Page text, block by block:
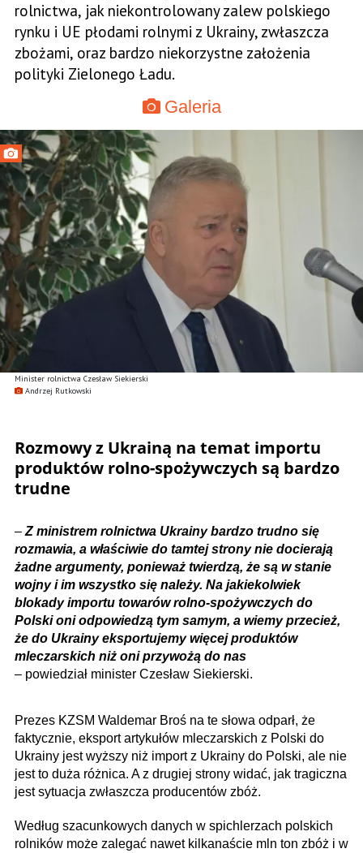
Minister rolnictwa Czesław Siekierski
Andrzej Rutkowski
rolnictwa, jak niekontrolowany zalew polskiego
rynku i UE płodami rolnymi z Ukrainy, zwłaszcza
zbożami, oraz bardzo niekorzystne założenia
polityki Zielonego Ładu.
Galeria
Rozmowy z Ukrainą na temat importu
produktów rolno-spożywczych są bardzo
trudne
– Z ministrem rolnictwa Ukrainy bardzo trudno się
rozmawia, a właściwie do tamtej strony nie docierają
żadne argumenty, ponieważ twierdzą, że są w stanie
wojny i im wszystko się należy. Na jakiekolwiek
blokady importu towarów rolno-spożywczych do
Polski oni odpowiedzą tym samym, a wiemy przecież,
że do Ukrainy eksportujemy więcej produktów
mleczarskich niż oni przywożą do nas
– powiedział minister Czesław Siekierski.
Prezes KZSM Waldemar Broś na te słowa odparł, że
faktycznie, eksport artykułów mleczarskich z Polski do
Ukrainy jest wyższy niż import z Ukrainy do Polski, ale nie
jest to duża różnica. A z drugiej strony widać, jak tragiczna
jest sytuacja zwłaszcza producentów zbóż.
Według szacunkowych danych w spichlerzach polskich
rolników może zalegać nawet kilkanaście mln ton zbóż i w